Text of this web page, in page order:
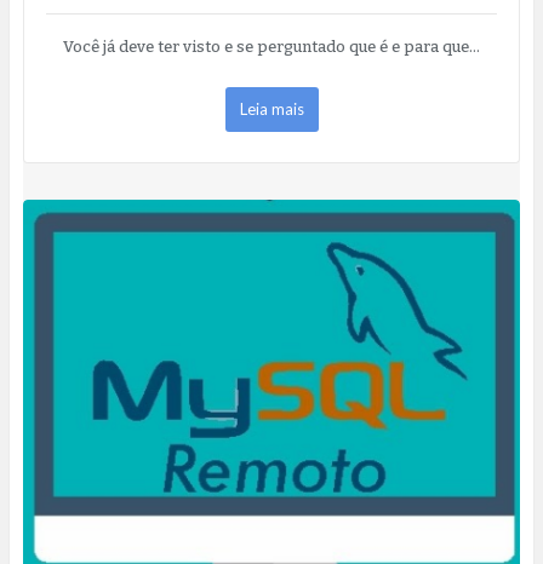
Você já deve ter visto e se perguntado que é e para que…
Leia mais